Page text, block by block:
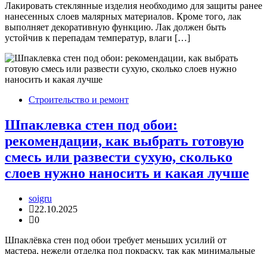
Лакировать стеклянные изделия необходимо для защиты ранее
нанесенных слоев малярных материалов. Кроме того, лак
выполняет декоративную функцию. Лак должен быть
устойчив к перепадам температур, влаги […]
Строительство и ремонт
Шпаклевка стен под обои:
рекомендации, как выбрать готовую
смесь или развести сухую, сколько
слоев нужно наносить и какая лучше
soigru
22.10.2025
0
Шпаклёвка стен под обои требует меньших усилий от
мастера, нежели отделка под покраску, так как минимальные